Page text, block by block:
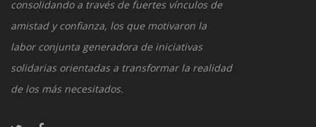
consolidando a través de fuertes vínculos de
amistad y confianza, los que motivaron la
labor conjunta generadora de iniciativas
solidarias orientadas a transformar la realidad
de los más necesitados.